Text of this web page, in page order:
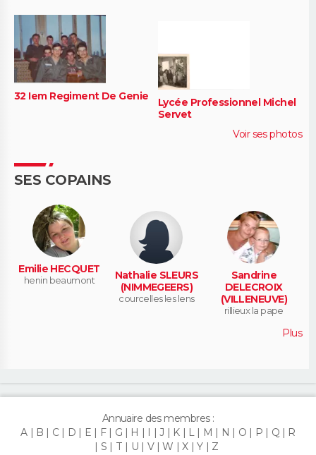
32 Iem Regiment De Genie
Lycée Professionnel Michel
Servet
Voir ses photos
SES COPAINS
Emilie HECQUET
henin beaumont
Nathalie SLEURS
(NIMMEGEERS)
courcelles les lens
Sandrine
DELECROIX
(VILLENEUVE)
rillieux la pape
Plus
Annuaire des membres :
A
B C D E F G H I J K L M N O P Q
R
S
T U V W X Y Z